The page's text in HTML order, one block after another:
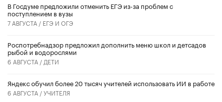
В Госдуме предложили отменить ЕГЭ из-за проблем с
поступлением в вузы
7 АВГУСТА / ЕГЭ И ОГЭ
Роспотребнадзор предложил дополнить меню школ и детсадов
рыбой и водорослями
6 АВГУСТА / ДЕТИ
​Яндекс обучил более 20 тысяч учителей использовать ИИ в работе
6 АВГУСТА /УЧИТЕЛЯ